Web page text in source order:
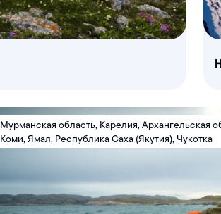
Мурманская область, Карелия, Архангельская
Коми, Ямал, Республика Саха (Якутия), Чукотка